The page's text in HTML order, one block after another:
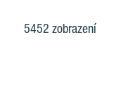
5452 zobrazení